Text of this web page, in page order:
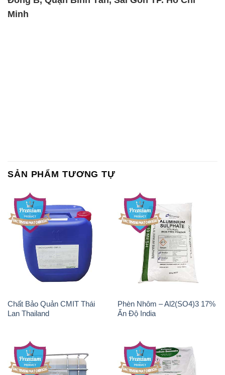
Minh
SẢN PHẨM TƯƠNG TỰ
Chất Bảo Quản CMIT Thái
Lan Thailand
Phèn Nhôm – Al2(SO4)3 17%
Ấn Độ India